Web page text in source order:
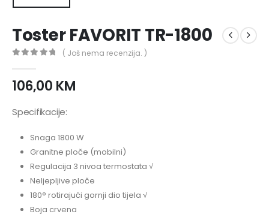
Toster FAVORIT TR-1800
( Još nema recenzija. )
106,00 KM
Specifikacije:
Snaga 1800 W
Granitne ploče (mobilni)
Regulacija 3 nivoa termostata √
Neljepljive ploče
180° rotirajući gornji dio tijela √
Boja crvena